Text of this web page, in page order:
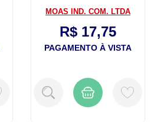
MOAS IND. COM. LTDA
R$ 17,75
PAGAMENTO À VISTA